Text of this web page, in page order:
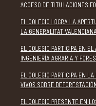
ACCESO DE TITULACIONES
EL COLEGIO LOGRA LA
LA GENERALITAT VALENCIANA
EL COLEGIO PARTICIPA EN
INGENIERÍA AGRARIA Y
EL COLEGIO PARTICIPA EN LA
VIVOS SOBRE
EL COLEGIO PRESENTE EN